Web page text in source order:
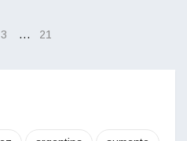
3 … 21